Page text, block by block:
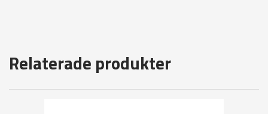
Relaterade produkter